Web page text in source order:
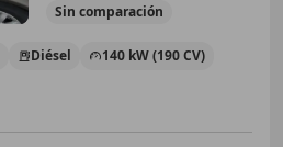
Sin comparación
Diésel 140 kW (190 CV)